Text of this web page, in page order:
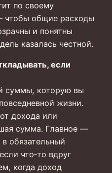
по своему
чтобы общие расходы
и понятны
казалась честной.
если
суммы, которую вы
жизни.
дохода или
сумма. Главное —
в обязательный
что‑то вдруг
когда доход